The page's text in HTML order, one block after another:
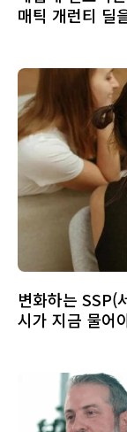
매틱 개런티 딜
변화하는 SSP(
시가 지금 물어